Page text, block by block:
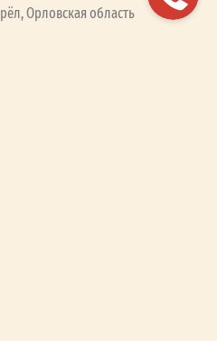
Орловская область